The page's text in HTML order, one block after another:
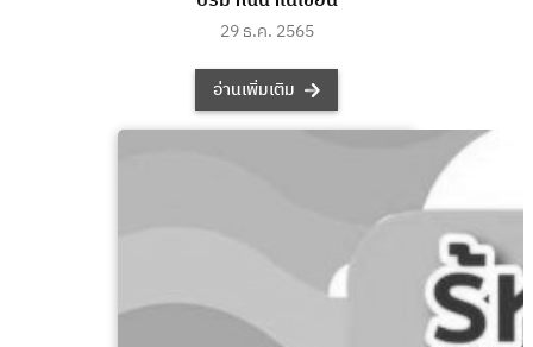
29 ธ.ค. 2565
อ่านเพิ่มเติม